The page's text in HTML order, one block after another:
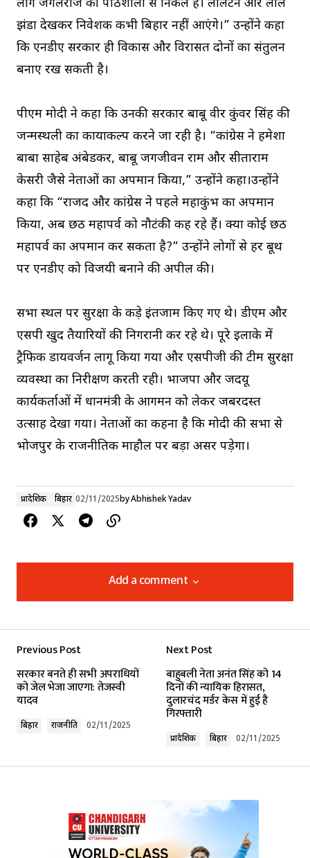
लोग जंगलराज की पाठशाला से निकले हैं। लालटेन और लाल
झंडा देखकर निवेशक कभी बिहार नहीं आएंगे।” उन्होंने कहा
कि एनडीए सरकार ही विकास और विरासत दोनों का संतुलन
बनाए रख सकती है।
पीएम मोदी ने कहा कि उनकी सरकार बाबू वीर कुंवर सिंह की
जन्मस्थली का कायाकल्प करने जा रही है। “कांग्रेस ने हमेशा
बाबा साहेब अंबेडकर, बाबू जगजीवन राम और सीताराम
केसरी जैसे नेताओं का अपमान किया,” उन्होंने कहा।उन्होंने
कहा कि “राजद और कांग्रेस ने पहले महाकुंभ का अपमान
किया, अब छठ महापर्व को नौटंकी कह रहे हैं। क्या कोई छठ
महापर्व का अपमान कर सकता है?” उन्होंने लोगों से हर बूथ
पर एनडीए को विजयी बनाने की अपील की।
सभा स्थल पर सुरक्षा के कड़े इंतजाम किए गए थे। डीएम और
एसपी खुद तैयारियों की निगरानी कर रहे थे। पूरे इलाके में
ट्रैफिक डायवर्जन लागू किया गया और एसपीजी की टीम सुरक्षा
व्यवस्था का निरीक्षण करती रही। भाजपा और जदयू
कार्यकर्ताओं में प्रधानमंत्री के आगमन को लेकर जबरदस्त
उत्साह देखा गया। नेताओं का कहना है कि मोदी की सभा से
भोजपुर के राजनीतिक माहौल पर बड़ा असर पड़ेगा।
प्रादेशिक बिहार 02/11/2025byAbhishek Yadav
Add a comment
Add a comment
Required fields are marked*
Your E-mail*
Previous Post
सरकार बनते ही सभी अपराधियों
को जेल भेजा जाएगा: तेजस्वी
यादव
बिहार राजनीति 02/11/2025
Next Post
बाहुबली नेता अनंत सिंह को 14
दिनों की न्यायिक हिरासत,
दुलारचंद मर्डर केस में हुई है
गिरफ्तारी
प्रादेशिक बिहार 02/11/2025